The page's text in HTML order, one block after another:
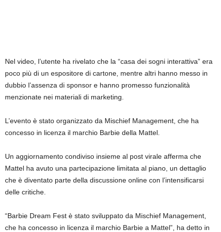
Nel video, l’utente ha rivelato che la “casa dei sogni interattiva” era
poco più di un espositore di cartone, mentre altri hanno messo in
dubbio l’assenza di sponsor e hanno promesso funzionalità
menzionate nei materiali di marketing.
L’evento è stato organizzato da Mischief Management, che ha
concesso in licenza il marchio Barbie della Mattel.
Un aggiornamento condiviso insieme al post virale afferma che
Mattel ha avuto una partecipazione limitata al piano, un dettaglio
che è diventato parte della discussione online con l’intensificarsi
delle critiche.
“Barbie Dream Fest è stato sviluppato da Mischief Management,
che ha concesso in licenza il marchio Barbie a Mattel”, ha detto in